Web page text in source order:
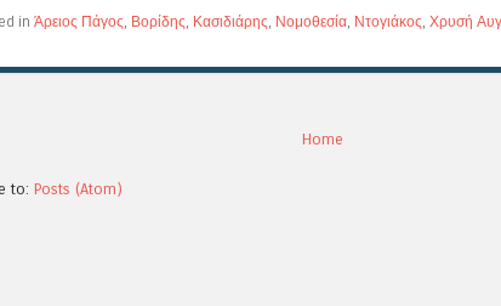
in Άρειος Πάγος Βορίδης Κασιδιάρης Νομοθεσία Ντογιάκος Χρυσή
Home
to: Posts (Atom)